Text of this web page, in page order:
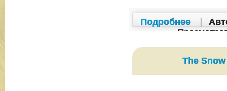
Подробнее
The